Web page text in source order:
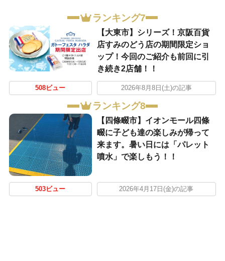
ランキング7
【大東市】シリーズ！京阪百貨
店すみのどう店の期間限定ショ
ップ！今回のご紹介も前回に引
き続き2店舗！！
508ビュー 2026年8月8日(土)の記事
ランキング8
【四條畷市】イオンモール四條
畷に子ども達の楽しみが帰って
来ます。暑い日には「パレット
噴水」で楽しもう！！
503ビュー 2026年4月17日(金)の記事